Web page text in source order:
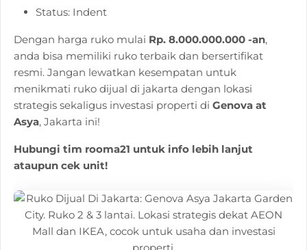
Status: Indent
Dengan harga ruko mulai Rp. 8.000.000.000 -an,
anda bisa memiliki ruko terbaik dan bersertifikat
resmi. Jangan lewatkan kesempatan untuk
menikmati ruko dijual di jakarta dengan lokasi
strategis sekaligus investasi properti diGenova at
Asya, Jakarta ini!
Hubungi tim rooma21 untuk info lebih lanjut
ataupun cek unit!